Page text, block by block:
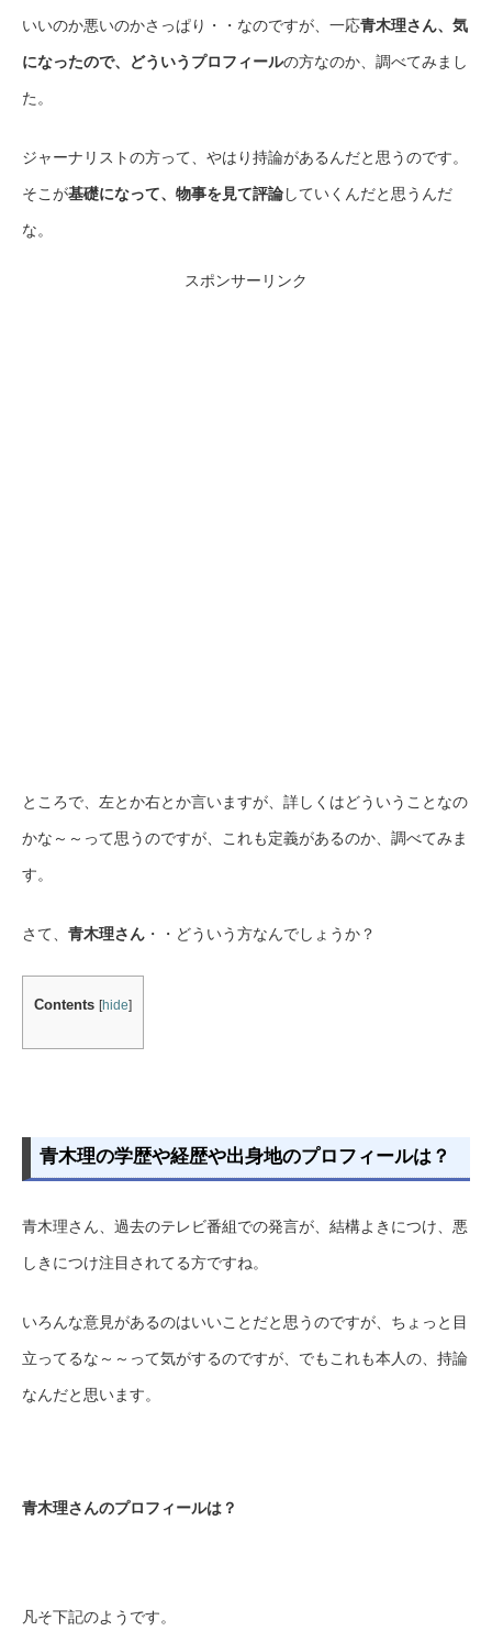
いいのか悪いのかさっぱり・・なのですが、一応青木理さん、気
になったので、どういうプロフィールの方なのか、調べてみまし
た。
ジャーナリストの方って、やはり持論があるんだと思うのです。
そこが基礎になって、物事を見て評論していくんだと思うんだ
な。
スポンサーリンク
ところで、左とか右とか言いますが、詳しくはどういうことなの
かな～～って思うのですが、これも定義があるのか、調べてみま
す。
さて、 青木理さん ・・どういう方なんでしょうか？
Contents [hide]
青木理の学歴や経歴や出身地のプロフィールは？
青木理さん、過去のテレビ番組での発言が、結構よきにつけ、悪
しきにつけ注目されてる方ですね。
いろんな意見があるのはいいことだと思うのですが、ちょっと目
立ってるな～～って気がするのですが、でもこれも本人の、持論
なんだと思います。
青木理さんのプロフィールは？
凡そ下記のようです。